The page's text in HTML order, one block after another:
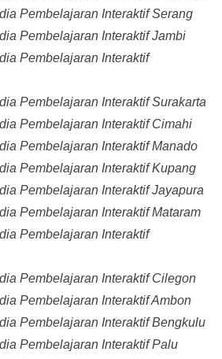
Pembelajaran Interaktif Serang
Pembelajaran Interaktif Jambi
Pembelajaran Interaktif
Pembelajaran Interaktif Surakarta
Pembelajaran Interaktif Cimahi
Pembelajaran Interaktif Manado
Pembelajaran Interaktif Kupang
Pembelajaran Interaktif Jayapura
Pembelajaran Interaktif Mataram
Pembelajaran Interaktif
Pembelajaran Interaktif Cilegon
Pembelajaran Interaktif Ambon
Pembelajaran Interaktif Bengkulu
Pembelajaran Interaktif Palu